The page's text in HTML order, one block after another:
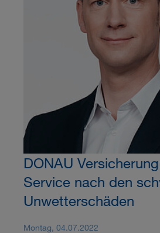
DONAU
Service nach den
Unwetterschäden
Montag, 04.07.2022